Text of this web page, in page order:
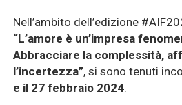
Nell’ambito dell’edizione
“L’amore è un’impresa
Abbracciare la complessità,
l’incertezza”, si sono tenuti
e il 27 febbraio 2024.